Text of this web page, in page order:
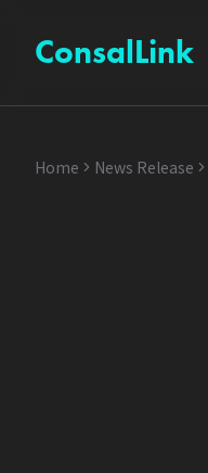
ConsalLink
Home News Release